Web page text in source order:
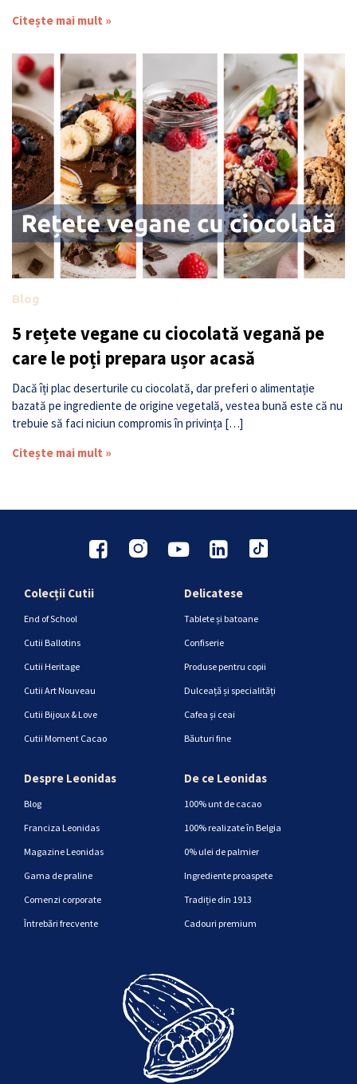
Citește mai mult »
Blog
5 rețete vegane cu ciocolată vegană pe
care le poți prepara ușor acasă
Dacă îți plac deserturile cu ciocolată, dar preferi o alimentație
bazată pe ingrediente de origine vegetală, vestea bună este că nu
trebuie să faci niciun compromis în privința […]
Citește mai mult »
Colecții Cutii
End of School
Cutii Ballotins
Cutii Heritage
Cutii Art Nouveau
Cutii Bijoux & Love
Cutii Moment Cacao
Delicatese
Tablete și batoane
Confiserie
Produse pentru copii
Dulceață și specialități
Cafea și ceai
Băuturi fine
Despre Leonidas
Blog
Franciza Leonidas
Magazine Leonidas
Gama de praline
Comenzi corporate
Întrebări frecvente
De ce Leonidas
100% unt de cacao
100% realizate în Belgia
0% ulei de palmier
Ingrediente proaspete
Tradiție din 1913
Cadouri premium